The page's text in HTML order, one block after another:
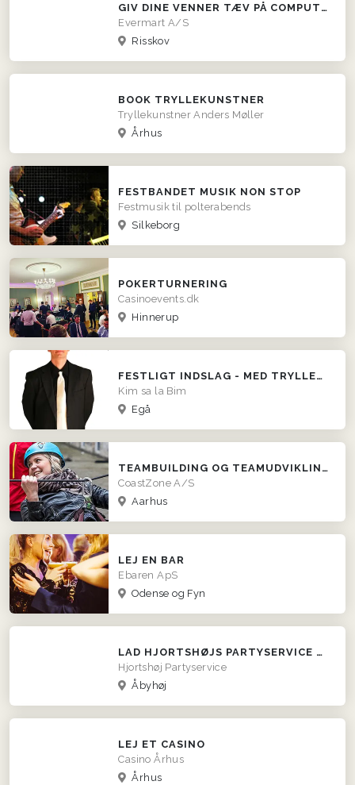
GIV DINE VENNER TÆV PÅ COMPUTEREN
Evermart A/S
Risskov
BOOK TRYLLEKUNSTNER
Tryllekunstner Anders Møller
Århus
FESTBANDET MUSIK NON STOP
Festmusik til polterabends
Silkeborg
POKERTURNERING
Casinoevents.dk
Hinnerup
FESTLIGT INDSLAG - MED TRYLLEKUNSTNEREN KIM SA LA BIM!
Kim sa la Bim
Egå
TEAMBUILDING OG TEAMUDVIKLING I HELE DK
CoastZone A/S
Aarhus
LEJ EN BAR
Ebaren ApS
Odense og Fyn
LAD HJORTSHØJS PARTYSERVICE SØRGE FOR MADEN!
Hjortshøj Partyservice
Åbyhøj
LEJ ET CASINO
Casino Århus
Århus